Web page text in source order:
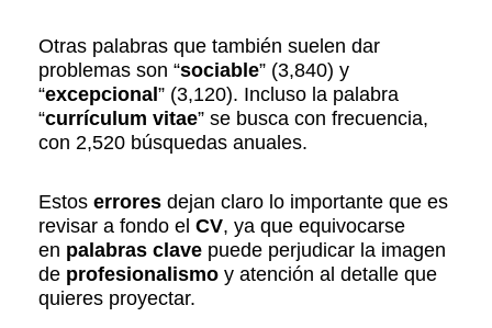
Otras palabras que también suelen dar
problemas son “sociable” (3,840) y
“excepcional ” (3,120). Incluso la palabra
“currículum vitae” se busca con frecuencia,
con 2,520 búsquedas anuales.
Estos errores dejan claro lo importante que es
revisar a fondo el CV, ya que equivocarse
en palabras clave puede perjudicar la imagen
de profesionalismo y atención al detalle que
quieres proyectar.